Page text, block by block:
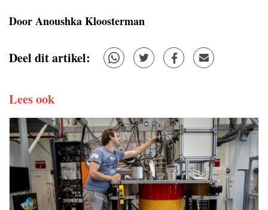
Door Anoushka Kloosterman
Deel dit artikel:
Lees ook